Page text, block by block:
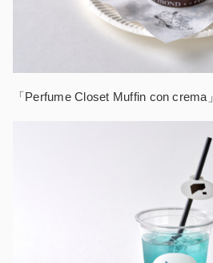
「Perfume Closet Muffin con crema」